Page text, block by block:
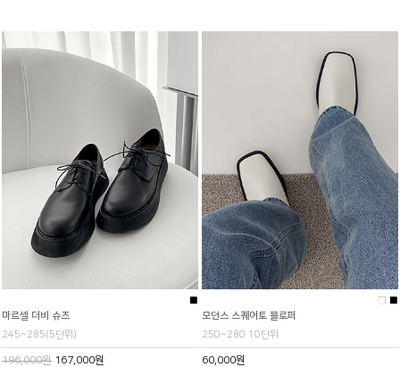
■
마르셀 더비 슈즈
245~285(5단위)
196,000원 167,000원
■ ■
모던스 스퀘어토 블로퍼
250~280 10단위
60,000원